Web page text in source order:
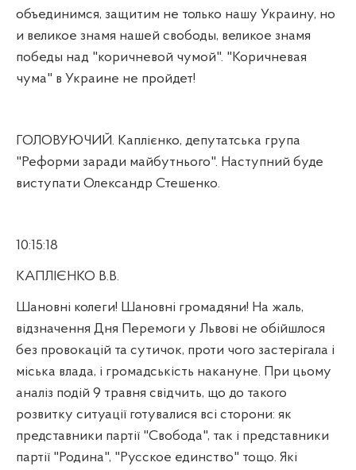
объединимся, защитим не только нашу Украину, но
и великое знамя нашей свободы, великое знамя
победы над "коричневой чумой". "Коричневая
чума" в Украине не пройдет!
ГОЛОВУЮЧИЙ. Каплієнко, депутатська група
"Реформи заради майбутнього". Наступний буде
виступати Олександр Стешенко.
10:15:18
КАПЛІЄНКО В.В.
Шановні колеги! Шановні громадяни! На жаль,
відзначення Дня Перемоги у Львові не обійшлося
без провокацій та сутичок, проти чого застерігала і
міська влада, і громадськість накануне. При цьому
аналіз подій 9 травня свідчить, що до такого
розвитку ситуації готувалися всі сторони: як
представники партії "Свобода", так і представники
партії " Родина", "Русское единство" тощо. Які